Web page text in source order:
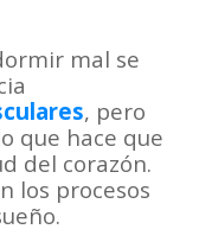
mal se
, pero
que hace que
del corazón.
los procesos